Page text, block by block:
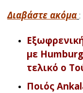
Διαβάστε ακόμα :
με
τελικό ο
Ποιός